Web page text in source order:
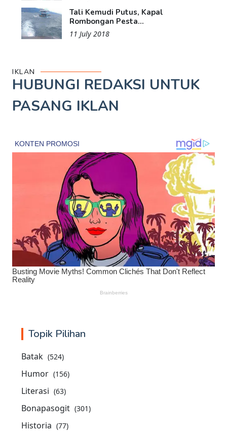
Tali Kemudi Putus, Kapal
Rombongan Pesta...
11 July 2018
IKLAN
HUBUNGI REDAKSI UNTUK
PASANG IKLAN
Topik Pilihan
Batak (524)
Humor (156)
Literasi (63)
Bonapasogit (301)
Historia (77)